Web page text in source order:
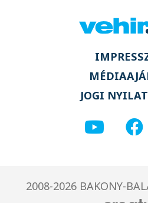
JOGI
2008-2026 BAKONY-